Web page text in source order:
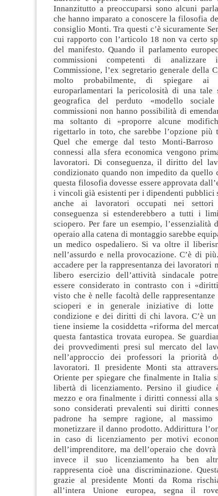
Innanzitutto a preoccuparsi sono alcuni
che hanno imparato a conoscere la filosofia
consiglio Monti. Tra questi c’è sicuramente
cui rapporto con l’articolo 18 non va certo
del manifesto. Quando il parlamento
commissioni competenti di
Commissione, l’ex segretario generale della
molto probabilmente, di spiegare ai
europarlamentari la pericolosità di una tale
geografica del perduto «modello
commissioni non hanno possibilità di
ma soltanto di «proporre alcune
rigettarlo in toto, che sarebbe l’opzione più
Quel che emerge dal testo Monti-
connessi alla sfera economica vengono
lavoratori. Di conseguenza, il diritto del
condizionato quando non impedito da quello
questa filosofia dovesse essere approvata
i vincoli già esistenti per i dipendenti pubblici
anche ai lavoratori occupati nei
conseguenza si estenderebbero a tutti i
sciopero. Per fare un esempio, l’essenzialità
operaio alla catena di montaggio sarebbe
un medico ospedaliero. Si va oltre il
nell’assurdo e nella provocazione. C’è di
accadere per la rappresentanza dei lavoratori
libero esercizio dell’attività sindacale
essere considerato in contrasto con i
visto che è nelle facoltà delle
scioperi e in generale iniziative di
condizione e dei diritti di chi lavora. C’è
tiene insieme la cosiddetta «riforma del
questa fantastica trovata europea. Se
dei provvedimenti presi sul mercato del
nell’approccio dei professori la priorità
lavoratori. Il presidente Monti sta
Oriente per spiegare che finalmente in Italia
libertà di licenziamento. Persino il giudice
mezzo e ora finalmente i diritti connessi alla
sono considerati prevalenti sui diritti
padrone ha sempre ragione, al
monetizzare il danno prodotto. Addirittura
in caso di licenziamento per motivi
dell’imprenditore, ma dell’operaio che
invece il suo licenziamento ha ben
rappresenta cioè una discriminazione.
grazie al presidente Monti da Roma
all’intera Unione europea, segna il